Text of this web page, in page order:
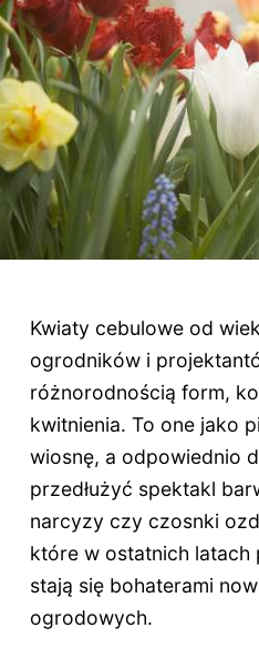
Kwiaty cebulowe od
ogrodników i
różnorodnością form,
kwitnienia. To one jako
wiosnę, a odpowiednio
przedłużyć spektakl
narcyzy czy czosnki
które w ostatnich latach
stają się bohaterami
ogrodowych.